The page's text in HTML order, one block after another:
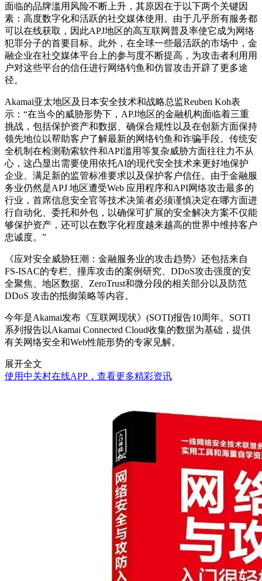
面临的品牌滥用风险不断上升，其原因在于以下两个关键因
素：高度数字化和活跃的社交媒体使用。由于几乎所有服务都
可以在线获取，因此APJ地区的高互联网普及率使它成为网络
犯罪分子的首要目标。此外，在全球一些最活跃的市场中，金
融企业在社交媒体平台上的参与度不断提高，为攻击者利用用
户对这些平台的信任进行网络钓鱼和仿冒攻击开辟了更多途
径。
Akamai亚太地区及日本安全技术和战略总监Reuben Koh表
示：“在当今的威胁形势下，APJ地区的金融机构面临着三重
挑战，包括保护资产和数据、确保合规性以及在创新方面保持
领先地位以帮助客户了解最新的网络钓鱼和诈骗手段。传统安
全机制在检测勒索软件和API滥用等复杂威胁方面往往力不从
心，这凸显出需要使用依托AI的现代安全技术来更好地保护
企业、满足新的监管标准要求以及保护客户信任。由于金融服
务业仍然是APJ 地区遭受Web 应用程序和API网络攻击最多的
行业，首席信息安全官等技术决策者必须谨慎决定在哪方面进
行自动化、委托和外包，以确保可扩展的安全解决方案不仅能
够保护资产，还可以在数字化程度越来越高的世界中维持客户
忠诚度。”
《应对安全威胁狂潮：金融服务业的攻击趋势》还包括来自
FS-ISAC的专栏、撞库攻击的案例研究、DDoS攻击强度的安
全聚焦、地区数据、ZeroTrust和微分段的相关部分以及防范
DDoS 攻击的抵御策略等内容。
今年是Akamai发布《互联网现状》(SOTI)报告10周年。SOTI
系列报告以Akamai Connected Cloud收集的数据为基础，提供
有关网络安全和Web性能形势的专家见解。
展开全文
使用中关村在线APP，查看更多精彩资讯